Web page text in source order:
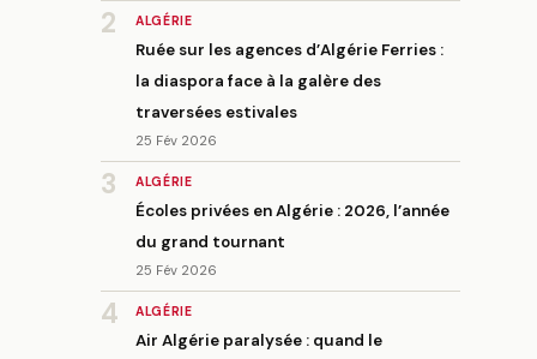
2 ALGÉRIE
Ruée sur les agences d’Algérie Ferries :
la diaspora face à la galère des
traversées estivales
25 Fév 2026
3 ALGÉRIE
Écoles privées en Algérie : 2026, l’année
du grand tournant
25 Fév 2026
4 ALGÉRIE
Air Algérie paralysée : quand le